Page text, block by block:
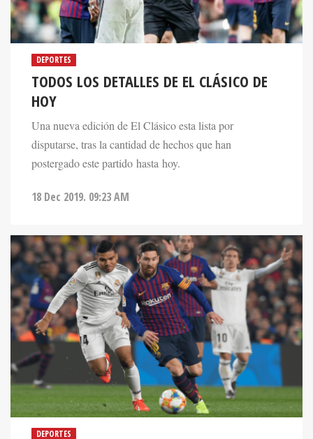
DEPORTES
TODOS LOS DETALLES DE EL CLÁSICO DE
HOY
Una nueva edición de El Clásico esta lista por
disputarse, tras la cantidad de hechos que han
postergado este partido hasta hoy.
18 Dec 2019. 09:23 AM
DEPORTES